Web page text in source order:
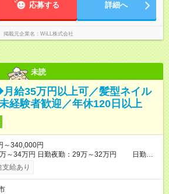
応募する 詳細へ
掲載元企業名 WiLL株式会社
未読
給35万円以上可／髪型ネイル
経験者歓迎／年休120日以上
～340,000円
万～34万円 日勤夜勤：29万～32万円 日勤専
用期間の長さ：
態と給与に、本採用時と異なる部分があります。
給あり